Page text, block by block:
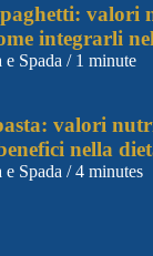
valori
integrarli
Spada / 1 minute
valori
nella
Spada / 4 minutes